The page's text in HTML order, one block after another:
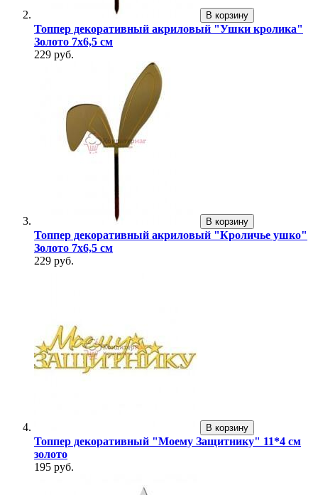
В корзину
Топпер декоративный акриловый "Ушки кролика"
Золото 7х6,5 см
229 руб.
В корзину
Топпер декоративный акриловый "Кроличье ушко"
Золото 7х6,5 см
229 руб.
В корзину
Топпер декоративный "Моему Защитнику" 11*4 см
золото
195 руб.